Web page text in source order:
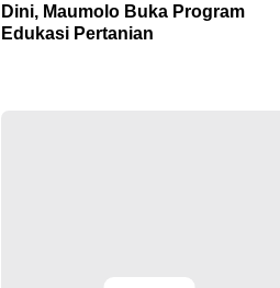
Dini, Maumolo Buka Program
Edukasi Pertanian